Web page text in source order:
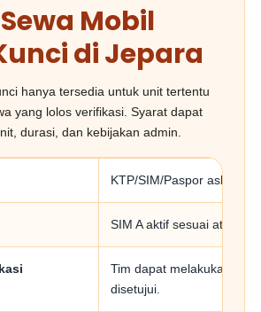
Mobil
di Jepara
hanya tersedia untuk unit tertentu
yang lolos verifikasi. Syarat dapat
durasi, dan kebijakan admin.
KTP/SIM/Paspor asli atau
SIM A aktif sesuai aturan
Tim dapat melakukan
disetujui.